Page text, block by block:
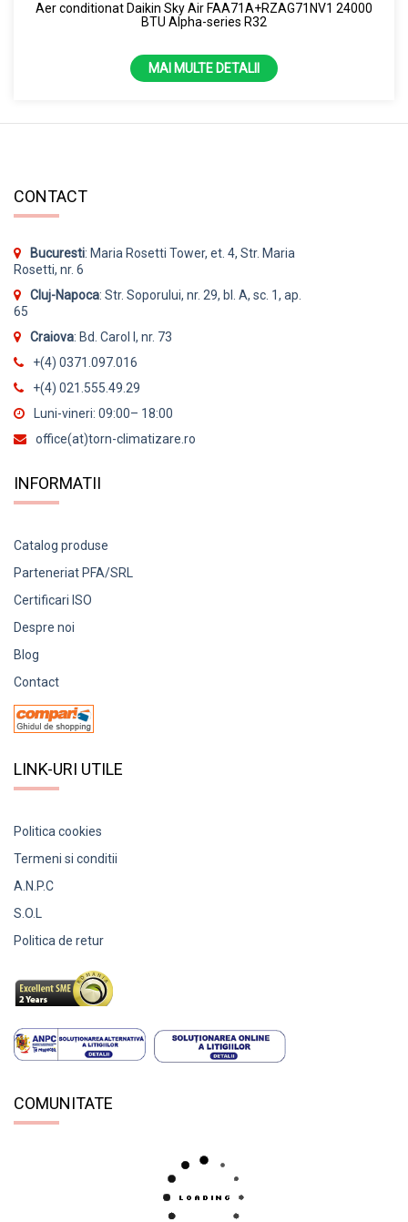
Aer conditionat Daikin Sky Air FAA71A+RZAG71NV1 24000
BTU Alpha-series R32
MAI MULTE DETALII
CONTACT
Bucuresti: Maria Rosetti Tower, et. 4, Str. Maria
Rosetti, nr. 6
Cluj-Napoca: Str. Soporului, nr. 29, bl. A, sc. 1, ap.
65
Craiova: Bd. Carol I, nr. 73
+(4) 0371.097.016
+(4) 021.555.49.29
Luni-vineri: 09:00– 18:00
office(at)torn-climatizare.ro
INFORMATII
Catalog produse
Parteneriat PFA/SRL
Certificari ISO
Despre noi
Blog
Contact
LINK-URI UTILE
Politica cookies
Termeni si conditii
A.N.P.C
S.O.L
Politica de retur
COMUNITATE